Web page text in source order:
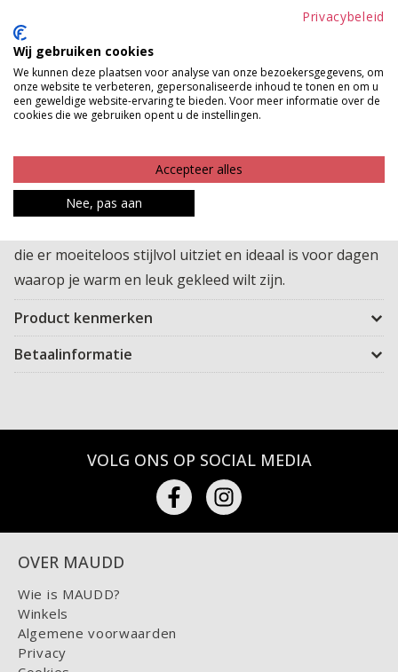
comfortabel item met een zachte, warme uitstraling. De
bouclé structuur geeft de trui een speels en stijlvol
effect en het mohair in het materiaal zorgt ervoor dat
hij extra cosy aanvoelt. De V-hals geeft de trui een
relaxte model valt soepel om het lichaam en draagt fijn
zonder strak te zitten. Extra leuk is dat je deze trui ook
perfect kunt combineren met een top, longsleeve of
die er moeiteloos stijlvol uitziet en ideaal is voor dagen
waarop je warm en leuk gekleed wilt zijn.
Product kenmerken
Betaalinformatie
VOLG ONS OP SOCIAL MEDIA
OVER MAUDD
Wie is MAUDD?
Winkels
Algemene voorwaarden
Privacy
Privacybeleid
Wij gebruiken cookies
We kunnen deze plaatsen voor analyse van onze bezoekersgegevens, om
onze website te verbeteren, gepersonaliseerde inhoud te tonen en om u
een geweldige website-ervaring te bieden. Voor meer informatie over de
cookies die we gebruiken opent u de instellingen.
Accepteer alles
Nee, pas aan